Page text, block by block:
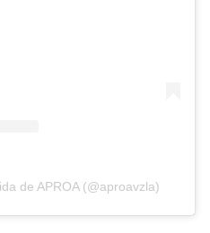
de APROA (@aproavzla)